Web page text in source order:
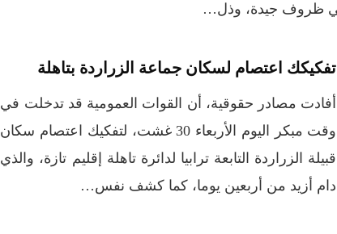
تفكيكك اعتصام لسكان جماعة الزراردة بتاهلة
أفادت مصادر حقوقية، أن القوات العمومية قد تدخلت في
وقت مبكر اليوم الأربعاء 30 غشت، لتفكيك اعتصام سكان
قبيلة الزراردة التابعة ترابيا لدائرة تاهلة إقليم تازة، والذي
دام أزيد من أربعين يوما، كما كشف نفس…